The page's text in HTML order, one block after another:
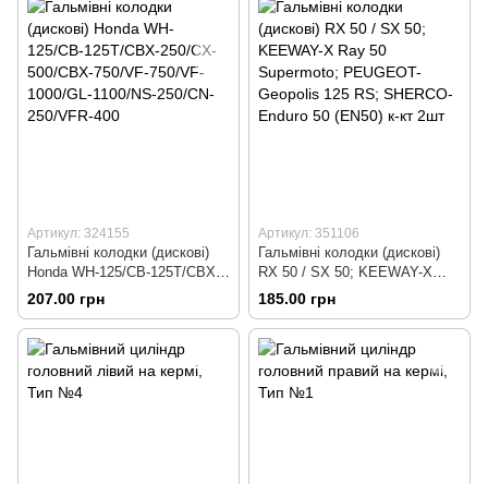
Артикул: 324155
Гальмівні колодки (дискові)
Honda WH-125/CB-125T/CBX-
250/CX-500/CBX-750/VF-
750/VF-1000/GL-1100/NS-
250/CN-250/VFR-400
207.00 грн
Артикул: 351106
Гальмівні колодки (дискові)
RX 50 / SX 50; KEEWAY-X
Ray 50 Supermoto; PEUGEOT-
Geopolis 125 RS; SHERCO-
Enduro 50 (EN50) к-кт 2шт
185.00 грн